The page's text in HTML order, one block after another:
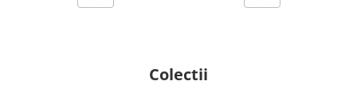
Colectii